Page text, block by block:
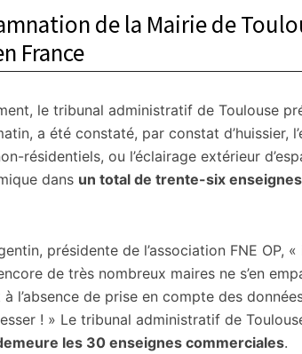
de la Mairie de
France
le tribunal administratif de Toulouse
a été constaté, par constat d’huissier,
résidentiels, ou l’éclairage extérieur
dans un total de trente-six
présidente de l’association FNE OP,
encore de très nombreux maires ne s’en
l’absence de prise en compte des
! » Le tribunal administratif de
les 30 enseignes commerciales.